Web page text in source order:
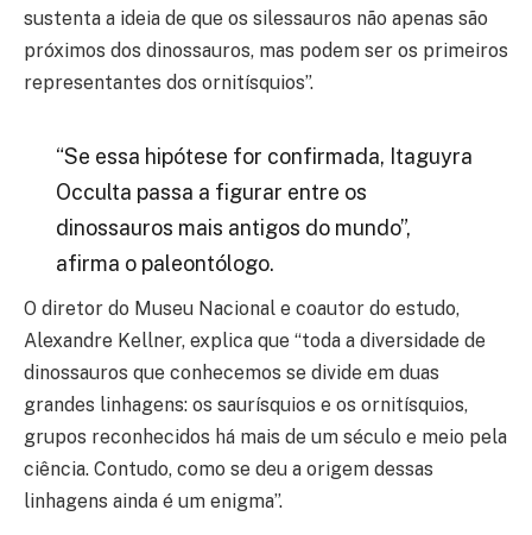
sustenta a ideia de que os silessauros não apenas são
próximos dos dinossauros, mas podem ser os primeiros
representantes dos ornitísquios”.
“Se essa hipótese for confirmada, Itaguyra
Occulta passa a figurar entre os
dinossauros mais antigos do mundo”,
afirma o paleontólogo.
O diretor do Museu Nacional e coautor do estudo,
Alexandre Kellner, explica que “toda a diversidade de
dinossauros que conhecemos se divide em duas
grandes linhagens: os saurísquios e os ornitísquios,
grupos reconhecidos há mais de um século e meio pela
ciência. Contudo, como se deu a origem dessas
linhagens ainda é um enigma”.